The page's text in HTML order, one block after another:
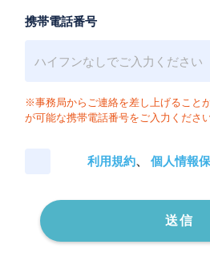
携帯電話番号
※事務局からご連絡を差し上げること
が可能な携帯電話番号をご入力ください
利用規約、 個人情報
送信